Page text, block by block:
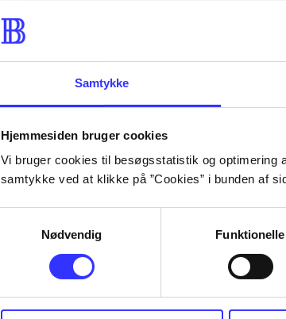
Samtykke
Hjemmesiden bruger cookies
Vi bruger cookies til besøgsstatistik og
samtykke ved at klikke på ”Cookies” i bunden af
Nødvendig
Funktionelle
...